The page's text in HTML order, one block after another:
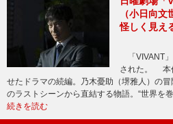
（小日向
怪しく見え
「VIVANT
された。 本
せたドラマの続編。乃木憂助（堺雅人）の
のラストシーンから直結する物語。“世界を
続きを読む